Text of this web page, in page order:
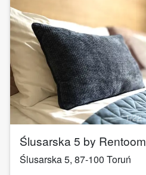
1/22
Ślusarska 5 by Rentoom
Ślusarska 5, 87-100 Toruń